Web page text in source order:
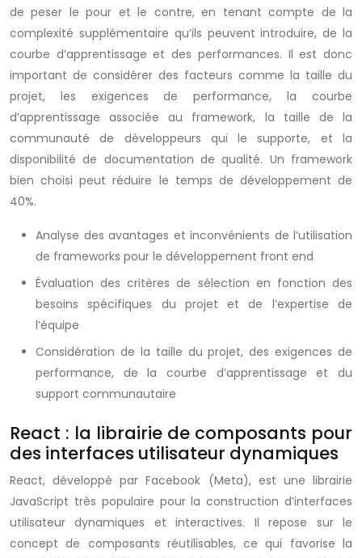
de peser le pour et le contre, en tenant compte de la
complexité supplémentaire qu’ils peuvent introduire, de la
courbe d’apprentissage et des performances. Il est donc
important de considérer des facteurs comme la taille du
projet, les exigences de performance, la courbe
d’apprentissage associée au framework, la taille de la
communauté de développeurs qui le supporte, et la
disponibilité de documentation de qualité. Un framework
bien choisi peut réduire le temps de développement de
40%.
Analyse des avantages et inconvénients de l’utilisation
de frameworks pour le développement front end
Évaluation des critères de sélection en fonction des
besoins spécifiques du projet et de l’expertise de
l’équipe
Considération de la taille du projet, des exigences de
performance, de la courbe d’apprentissage et du
support communautaire
React : la librairie de composants pour
des interfaces utilisateur dynamiques
React, développé par Facebook (Meta), est une librairie
JavaScript très populaire pour la construction d’interfaces
utilisateur dynamiques et interactives. Il repose sur le
concept de composants réutilisables, ce qui favorise la